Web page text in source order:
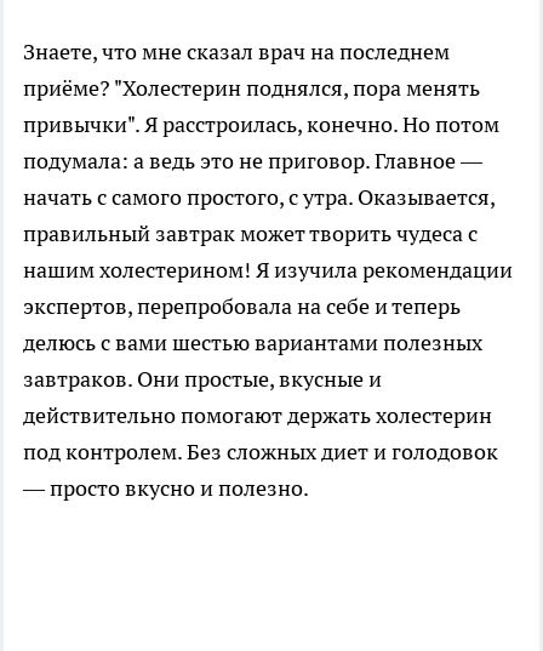
Знаете, что мне сказал врач на последнем
приёме? "Холестерин поднялся, пора менять
привычки". Я расстроилась, конечно. Но потом
подумала: а ведь это не приговор. Главное —
начать с самого простого, с утра. Оказывается,
правильный завтрак может творить чудеса с
нашим холестерином! Я изучила рекомендации
экспертов, перепробовала на себе и теперь
делюсь с вами шестью вариантами полезных
завтраков. Они простые, вкусные и
действительно помогают держать холестерин
под контролем. Без сложных диет и голодовок
— просто вкусно и полезно.